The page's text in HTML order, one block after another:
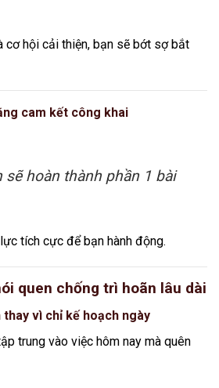
cơ hội cải thiện, bạn sẽ bớt sợ bắt
cam kết công khai
sẽ hoàn thành phần 1 bài
tích cực để bạn hành động.
quen chống trì hoãn lâu dài
vì chỉ kế hoạch ngày
trung vào việc hôm nay mà quên